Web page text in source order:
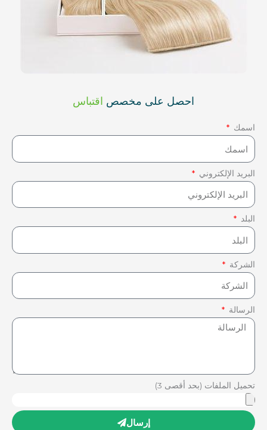
احصل على مخصص اقتباس
اسمك
البريد الإلكتروني
البلد
الشركة
الرسالة
تحميل الملفات (بحد أقصى 3)
إرسال